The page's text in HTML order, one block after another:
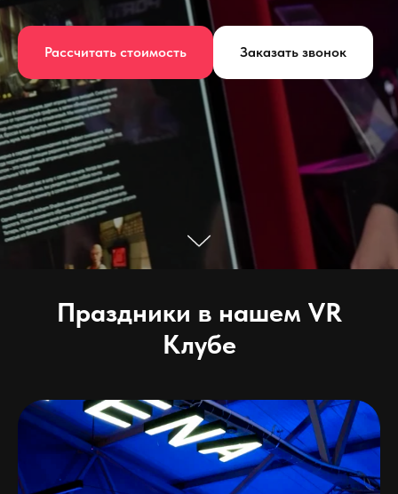
Рассчитать стоимость Заказать звонок
Праздники в нашем VR
Клубе